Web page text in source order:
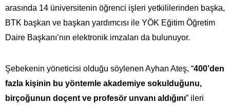
arasında 14 üniversitenin öğrenci işleri yetkililerinden başka,
BTK başkan ve başkan yardımcısı ile YÖK Eğitim Öğretim
Daire Başkanı’nın elektronik imzaları da bulunuyor.
Şebekenin yöneticisi olduğu söylenen Ayhan Ateş, “400’den
fazla kişinin bu yöntemle akademiye sokulduğunu,
birçoğunun doçent ve profesör unvanı aldığını” ileri